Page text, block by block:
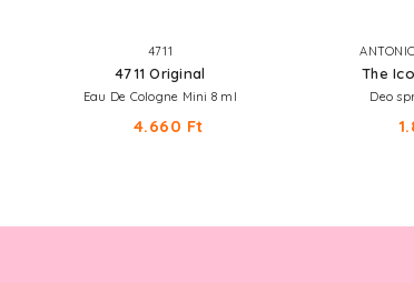
4711
4711 Original
Eau De Cologne Mini 8 ml
4.660 Ft
The
Deo